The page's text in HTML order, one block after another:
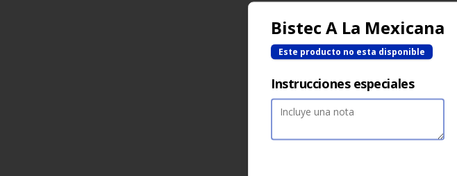
Bistec A La Mexicana
Este producto no esta disponible
Instrucciones especiales